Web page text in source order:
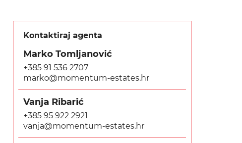
Kontaktiraj agenta
Marko Tomljanović
+385 91 536 2707
marko@momentum-estates.hr
Vanja Ribarić
+385 95 922 2921
vanja@momentum-estates.hr